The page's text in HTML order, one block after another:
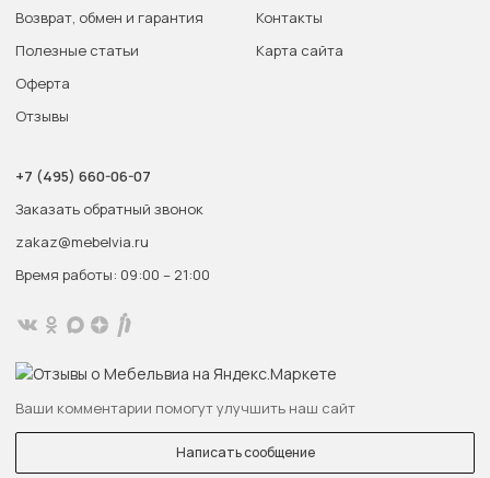
Возврат, обмен и гарантия
Полезные статьи
Оферта
Отзывы
Контакты
Карта сайта
+7 (495) 660-06-07
Заказать обратный звонок
zakaz@mebelvia.ru
Время работы: 09:00 – 21:00
Ваши комментарии помогут улучшить наш сайт
Написать сообщение